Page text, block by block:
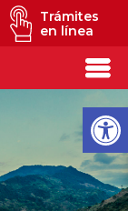
Trámites
en línea